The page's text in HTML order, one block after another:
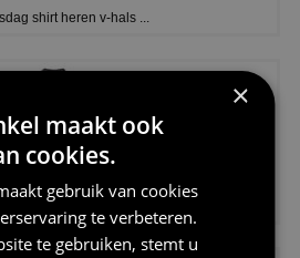
shirt heren v-hals ...
€24,95
shirt rood wit blauw st...
×
maakt ook
cookies.
gebruik van cookies
te verbeteren.
te gebruiken, stemt u